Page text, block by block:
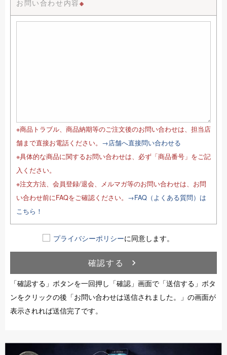
お問い合わせ内容※
※商品トラブル、商品納期等のご注文後のお問い合わせは、担当店
舗まで直接お電話ください。 →店舗へ直接問い合わせる
※具体的な商品に関するお問い合わせは、必ず「商品番号」をご記
入ください。
※注文方法、会員登録/退会、メルマガ等のお問い合わせは、お問
い合わせ前にFAQをご確認ください。 →FAQ（よくある質問）は
こちら！
プライバシーポリシーに同意します。
確認する
navigate_next
「確認する」ボタンを一回押し「確認」画面で「送信する」ボタ
ンをクリックの後「お問い合わせは送信されました。」の画面が
表示されれば送信完了です。